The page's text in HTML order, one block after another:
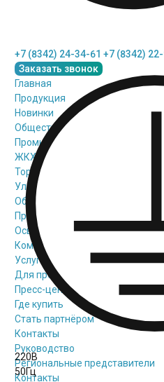
+7 (8342) 24-34-61 +7 (8342)
Заказать звонок
Главная
Продукция
Новинки
Общественное освещение
Промышленное освещение
ЖКХ освещение
Торговое модульное освещение
Уличное освещение
Облучатели
Прожекторное освещение
Освещение информационных и
Комплектующие для
Услуги
Для проектировщиков
Пресс-центр
Где купить
Стать партнёром
Контакты
Руководство
Региональные представители
Контакты
220В
50Гц